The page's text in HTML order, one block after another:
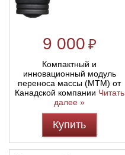
9 000 ₽
Компактный и
инновационный модуль
переноса массы (MTM) от
Канадской компании Читать
далее »
Купить